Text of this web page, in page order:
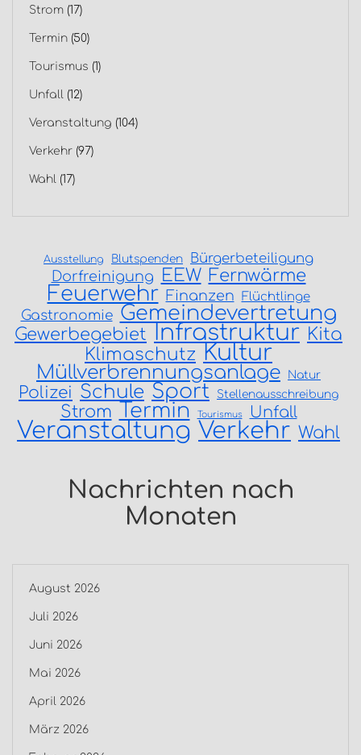
Strom (17)
Termin (50)
Tourismus (1)
Unfall (12)
Veranstaltung (104)
Verkehr (97)
Wahl (17)
Ausstellung Blutspenden Bürgerbeteiligung
Dorfreinigung EEW Fernwärme
Feuerwehr Finanzen Flüchtlinge
Gastronomie Gemeindevertretung
Gewerbegebiet Infrastruktur Kita
Klimaschutz Kultur
Müllverbrennungsanlage Natur
Polizei Schule Sport Stellenausschreibung
Strom Termin Tourismus Unfall
Veranstaltung Verkehr Wahl
Nachrichten nach
Monaten
August 2026
Juli 2026
Juni 2026
Mai 2026
April 2026
März 2026